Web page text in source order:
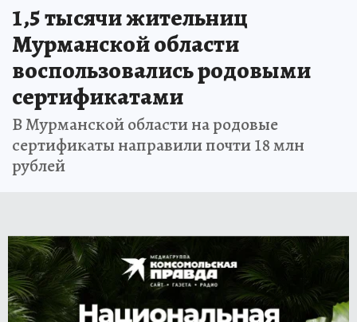
1,5 тысячи жительниц
Мурманской области
воспользовались родовыми
сертификатами
В Мурманской области на родовые
сертификаты направили почти 18 млн
рублей